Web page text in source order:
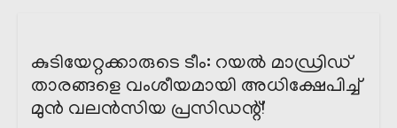
കുടിയേറ്റക്കാരുടെ ടീം: റയൽ മാഡ്രിഡ്
താരങ്ങളെ വംശീയമായി അധിക്ഷേപിച്ച്
മുൻ വലൻസിയ പ്രസിഡന്റ്!